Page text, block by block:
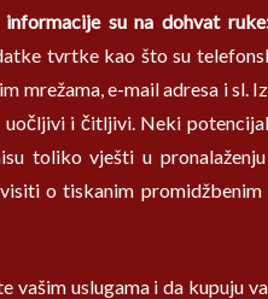
su na dohvat
tvrtke kao što su
mrežama, e-mail adresa i sl.
i čitljivi. Neki
toliko vješti u
o tiskanim
vašim uslugama i da kupuju